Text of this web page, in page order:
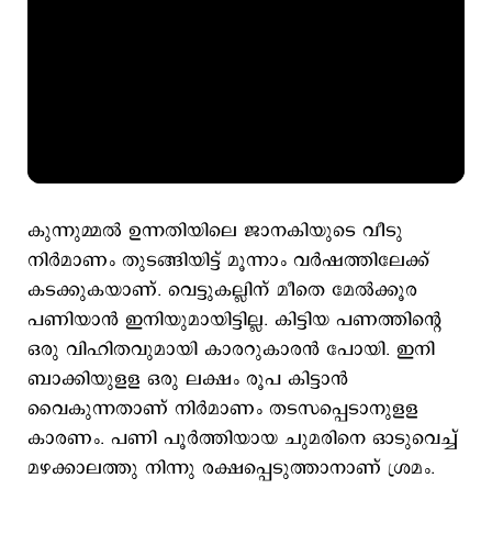
കുന്നുമ്മല്‍ ഉന്നതിയിലെ ജാനകിയുടെ വീടു
നിര്‍മാണം തുടങ്ങിയിട്ട് മൂന്നാം വര്‍ഷത്തിലേക്ക്
കടക്കുകയാണ്. വെട്ടുകല്ലിന് മീതെ മേല്‍ക്കൂര
പണിയാന്‍ ഇനിയുമായിട്ടില്ല. കിട്ടിയ പണത്തിന്‍റെ
ഒരു വിഹിതവുമായി കാരറുകാരന്‍ പോയി. ഇനി
ബാക്കിയുളള ഒരു ലക്ഷം രൂപ കിട്ടാന്‍
വൈകുന്നതാണ് നിര്‍മാണം തടസപ്പെടാനുളള
കാരണം. പണി പൂര്‍ത്തിയായ ചുമരിനെ ഓടുവെച്ച്
മഴക്കാലത്തു നിന്നു രക്ഷപ്പെടുത്താനാണ് ശ്രമം.